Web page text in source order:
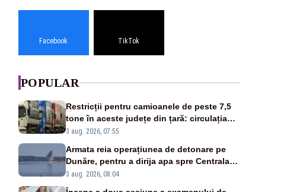
Facebook TikTok
POPULAR
Restricții pentru camioanele de peste 7,5
tone în aceste județe din țară: circulația
este interzisă luni, între orele 12:00 și
3 aug. 2026, 07:55
Armata reia operațiunea de detonare pe
Dunăre, pentru a dirija apa spre Centrala
Cernavodă
3 aug. 2026, 08:04